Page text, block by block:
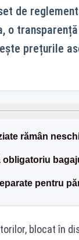
de
o
prețurile
rămân
pentru
blocat în